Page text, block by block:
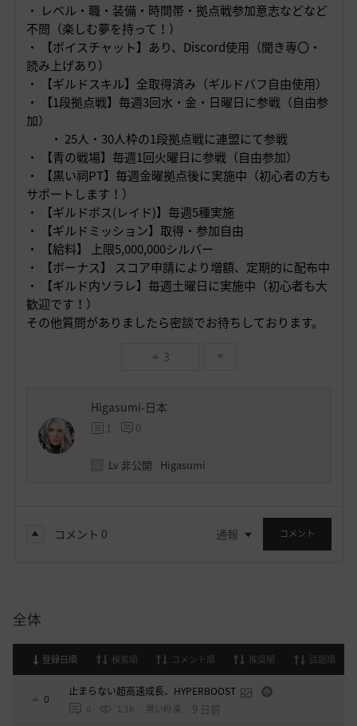
・ レベル・職・装備・時間帯・拠点戦参加意志などなど
不問（楽しむ夢を持って！）
・ 【ボイスチャット】あり、Discord使用（聞き専〇・
読み上げあり）
・ 【ギルドスキル】全取得済み（ギルドバフ自由使用）
・ 【1段拠点戦】毎週3回水・金・日曜日に参戦（自由参
加）
・ 25人・30人枠の1段拠点戦に連盟にて参戦
・ 【青の戦場】毎週1回火曜日に参戦（自由参加）
・ 【黒い祠PT】毎週金曜拠点後に実施中（初心者の方も
サポートします！）
・ 【ギルドボス(レイド)】毎週5種実施
・ 【ギルドミッション】取得・参加自由
・ 【給料】 上限5,000,000シルバー
・ 【ボーナス】 スコア申請により増額、定期的に配布中
・ 【ギルド内ソラレ】毎週土曜日に実施中（初心者も大
歓迎です！）
その他質問がありましたら密談でお待ちしております。
3
Higasumi-日本
1 0
Lv 非公開 Higasumi
コメント 0 通報 コメント
全体
登録日順 検索順 コメント順 推奨順 話題順
0
止まらない超高速成長、HYPERBOOST
0 1.1K 黒い砂漠 9 日前